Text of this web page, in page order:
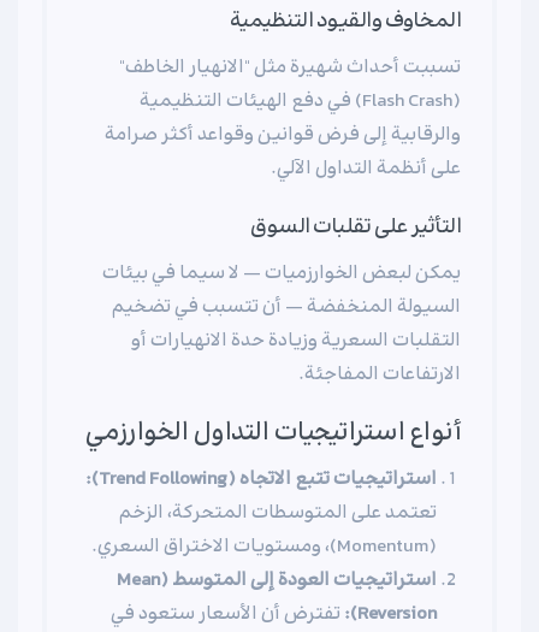
المخاوف والقيود التنظيمية
تسببت أحداث شهيرة مثل "الانهيار الخاطف"
(Flash Crash) في دفع الهيئات التنظيمية
والرقابية إلى فرض قوانين وقواعد أكثر صرامة
على أنظمة التداول الآلي.
التأثير على تقلبات السوق
يمكن لبعض الخوارزميات — لا سيما في بيئات
السيولة المنخفضة — أن تتسبب في تضخيم
التقلبات السعرية وزيادة حدة الانهيارات أو
الارتفاعات المفاجئة.
أنواع استراتيجيات التداول الخوارزمي
استراتيجيات تتبع الاتجاه (Trend Following):
تعتمد على المتوسطات المتحركة، الزخم
(Momentum)، ومستويات الاختراق السعري.
استراتيجيات العودة إلى المتوسط (Mean
Reversion):
تفترض أن الأسعار ستعود في